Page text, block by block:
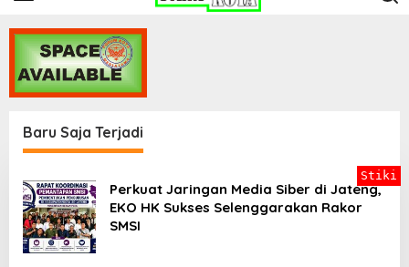
Baru Saja Terjadi
o
r
k
o
t
Perkuat Jaringan Media Siber di Jateng,
EKO HK Sukses Selenggarakan Rakor
SMSI
Stiki